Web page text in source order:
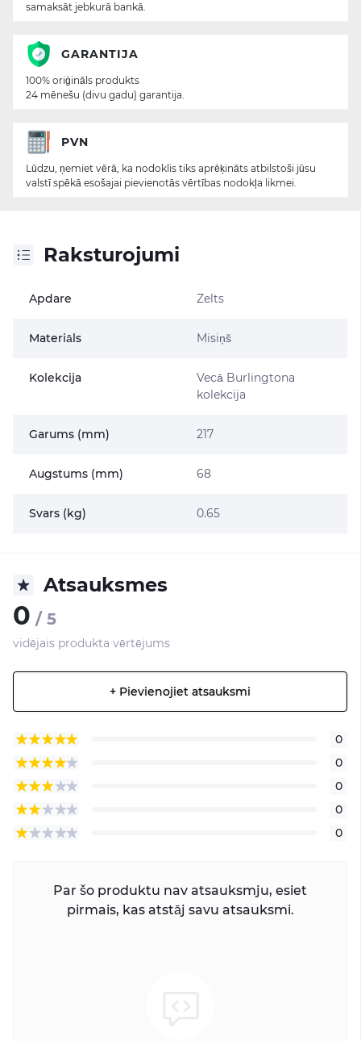
Raksturojumi
Apdare Zelts
Materiāls Misiņš
Kolekcija
Vecā Burlingtona
kolekcija
Garums (mm) 217
Augstums (mm) 68
Svars (kg) 0.65
Atsauksmes
0 / 5
vidējais produkta vērtējums
+ Pievienojiet atsauksmi
0
0
0
0
0
Par šo produktu nav atsauksmju, esiet
pirmais, kas atstāj savu atsauksmi.
samaksāt jebkurā bankā.
GARANTIJA
100% oriģināls produkts
24 mēnešu (divu gadu) garantija.
PVN
Lūdzu, ņemiet vērā, ka nodoklis tiks aprēķināts atbilstoši jūsu
valstī spēkā esošajai pievienotās vērtības nodokļa likmei.